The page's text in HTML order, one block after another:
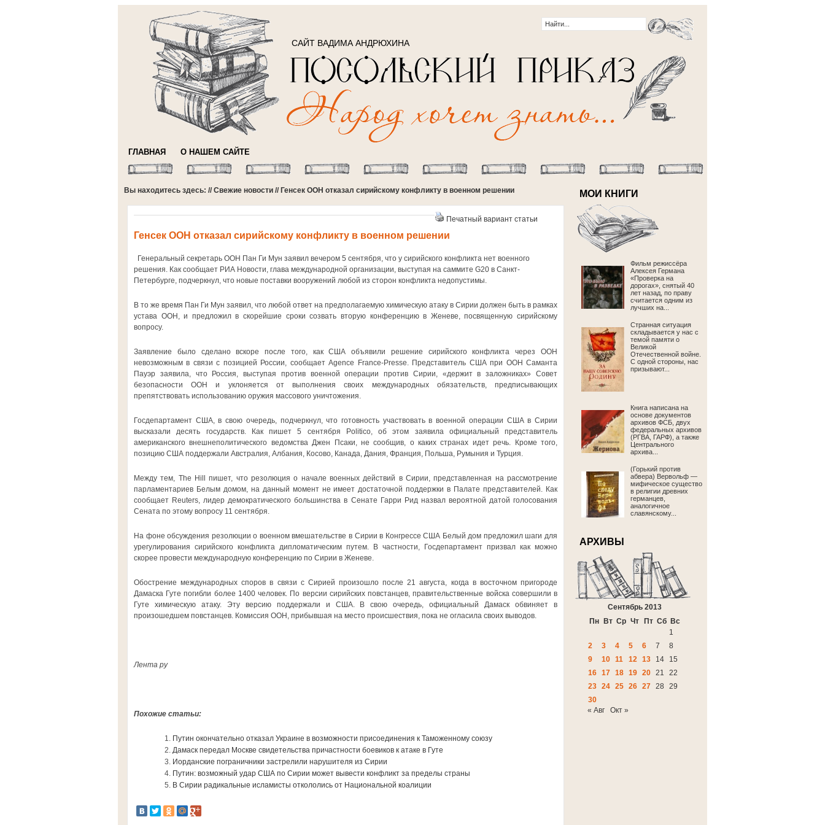
САЙТ ВАДИМА АНДРЮХИНА
ГЛАВНАЯ О НАШЕМ САЙТЕ
Вы находитесь здесь: //Свежие новости // Генсек ООН отказал сирийскому конфликту в военном решении
Печатный вариант статьи
Генсек ООН отказал сирийскому конфликту в военном решении
Генеральный секретарь ООН Пан Ги Мун заявил вечером 5 сентября, что у сирийского конфликта нет военного
решения. Как сообщает РИА Новости, глава международной организации, выступая на саммите G20 в Санкт-
Петербурге, подчеркнул, что новые поставки вооружений любой из сторон конфликта недопустимы.
В то же время Пан Ги Мун заявил, что любой ответ на предполагаемую химическую атаку в Сирии должен быть в рамках
устава ООН, и предложил в скорейшие сроки созвать вторую конференцию в Женеве, посвященную сирийскому
вопросу.
Заявление было сделано вскоре после того, как США объявили решение сирийского конфликта через ООН
невозможным в связи с позицией России, сообщает Agence France-Presse. Представитель США при ООН Саманта
Пауэр заявила, что Россия, выступая против военной операции против Сирии, «держит в заложниках» Совет
безопасности ООН и уклоняется от выполнения своих международных обязательств, предписывающих
препятствовать использованию оружия массового уничтожения.
Госдепартамент США, в свою очередь, подчеркнул, что готовность участвовать в военной операции США в Сирии
высказали десять государств. Как пишет 5 сентября Politico, об этом заявила официальный представитель
американского внешнеполитического ведомства Джен Псаки, не сообщив, о каких странах идет речь. Кроме того,
позицию США поддержали Австралия, Албания, Косово, Канада, Дания, Франция, Польша, Румыния и Турция.
Между тем, The Hill пишет, что резолюция о начале военных действий в Сирии, представленная на рассмотрение
парламентариев Белым домом, на данный момент не имеет достаточной поддержки в Палате представителей. Как
сообщает Reuters, лидер демократического большинства в Сенате Гарри Рид назвал вероятной датой голосования
Сената по этому вопросу 11 сентября.
На фоне обсуждения резолюции о военном вмешательстве в Сирии в Конгрессе США Белый дом предложил шаги для
урегулирования сирийского конфликта дипломатическим путем. В частности, Госдепартамент призвал как можно
скорее провести международную конференцию по Сирии в Женеве.
Обострение международных споров в связи с Сирией произошло после 21 августа, когда в восточном пригороде
Дамаска Гуте погибли более 1400 человек. По версии сирийских повстанцев, правительственные войска совершили в
Гуте химическую атаку. Эту версию поддержали и США. В свою очередь, официальный Дамаск обвиняет в
произошедшем повстанцев. Комиссия ООН, прибывшая на место происшествия, пока не огласила своих выводов.
Лента ру
Похожие статьи:
Путин окончательно отказал Украине в возможности присоединения к Таможенному союзу
Дамаск передал Москве свидетельства причастности боевиков к атаке в Гуте
Иорданские пограничники застрелили нарушителя из Сирии
Путин: возможный удар США по Сирии может вывести конфликт за пределы страны
В Сирии радикальные исламисты откололись от Национальной коалиции
МОИ КНИГИ
Фильм режиссёра
Алексея Германа
«Проверка на
дорогах», снятый 40
лет назад, по праву
считается одним из
лучших на...
Странная ситуация
складывается у нас с
темой памяти о
Великой
Отечественной войне.
С одной стороны, нас
призывают...
Книга написана на
основе документов
архивов ФСБ, двух
федеральных архивов
(РГВА, ГАРФ), а также
Центрального
архива...
(Горький против
абвера) Вервольф —
мифическое существо
в религии древних
германцев,
аналогичное
славянскому...
АРХИВЫ
Сентябрь 2013
Пн
Вт Ср Чт Пт Сб Вс
1
2
3 4 5 6 7
8
9
10 11 12 13 14
15
16 17 18 19 20 21
22
23 24 25 26 27 28
29
30
« Авг
Окт »